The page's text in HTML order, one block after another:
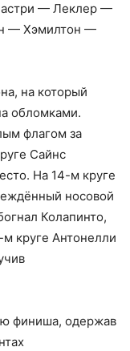
— Леклер —
— Хэмилтон —
на который
обломками.
флагом за
Сайнс
На 14-м круге
носовой
Колапинто,
круге Антонелли
финиша, одержав